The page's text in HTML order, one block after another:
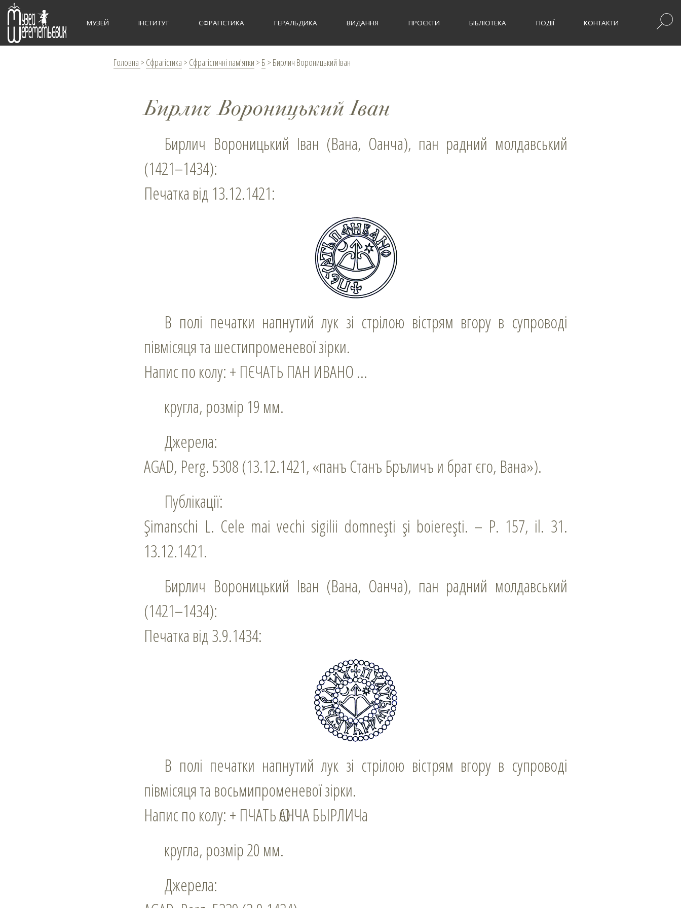
МУЗЕЙ ІНСТИТУТ СФРАГІСТИКА ГЕРАЛЬДИКА ВИДАННЯ ПРОЄКТИ БІБЛІОТЕКА ПОДІЇ КОНТАКТИ
Головна > Сфрагістика > Сфрагістичні пам'ятки > Б > Бирлич Вороницький Іван
Бирлич Вороницький Іван
Бирлич Вороницький Іван (Вана, Оанча), пан радний молдавський
(1421–1434):
Печатка від 13.12.1421:
В полі печатки напнутий лук зі стрілою вістрям вгору в супроводі
півмісяця та шестипроменевої зірки.
Напис по колу: + ПЄЧАТЬ ПАН ИВАНО …
кругла, розмір 19 мм.
Джерела:
AGAD, Perg. 5308 (13.12.1421, «панъ Станъ Бръличъ и брат єго, Вана»).
Публікації:
Şimanschi L. Cele mai vechi sigilii domneşti şi boiereşti. – P. 157, il. 31.
13.12.1421.
Бирлич Вороницький Іван (Вана, Оанча), пан радний молдавський
(1421–1434):
Печатка від 3.9.1434:
В полі печатки напнутий лук зі стрілою вістрям вгору в супроводі
півмісяця та восьмипроменевої зірки.
Напис по колу: + ПЧАТЬ ѠАНЧА БЫРЛИЧа
кругла, розмір 20 мм.
Джерела: